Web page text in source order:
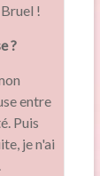
!
?
entre
Puis
je n'ai